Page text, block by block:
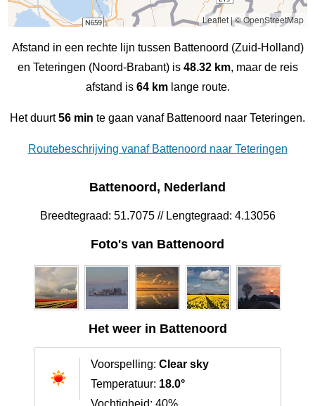
Leaflet|© OpenStreetMap
Afstand in een rechte lijn tussen Battenoord (Zuid-Holland)
en Teteringen (Noord-Brabant) is 48.32 km, maar de reis
afstand is 64 kmlange route.
Het duurt56 min te gaan vanaf Battenoord naar Teteringen.
Routebeschrijving vanaf Battenoord naar Teteringen
Battenoord, Nederland
Breedtegraad: 51.7075 // Lengtegraad: 4.13056
Foto's van Battenoord
Het weer in Battenoord
Voorspelling: Clear sky
Temperatuur: 18.0°